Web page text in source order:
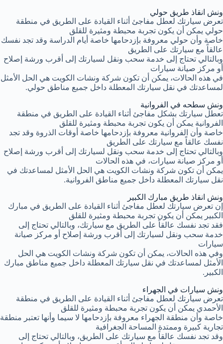
ونش انقاذ طريق حولي
تعرض سيارتك لعطل مفاجئ أثناء القيادة على الطريق في منطقة
حولي يمكن أن يكون تجربة محبطة ومثيرة للقلق
خاصة وأن حولي معروفة بإزدحامها خاصة أيام الدراسة وقد تجد نفسك
عالقاً مع سيارتك على الطريق
وبالتالي تحتاج إلى خدمة سحب ونقل لسيارتك إلى أقرب ورشة إصلاح
أو مركز صيانة سيارات
في هذه الحالات، يمكن أن تكون شركة ونشات الكويت هي الحل الأمثل
لمساعدتك في نقل سيارتك المعطلة داخل جميع مناطق حولي.
ونش سطحه في الفروانية
تعطل سيارتك بشكل مفاجئ أثناء القيادة على الطريق في منطقة
الفروانية يمكن أن يكون تجربة محبطة ومثيرة للقلق
خاصة وأن الفروانية معروفة بإزدحامها خاصة أوقات الذروة وقد تجد
نفسك عالقاً مع سيارتك على الطريق
وبالتالي تحتاج إلى خدمة سحب ونقل لسيارتك إلى أقرب ورشة إصلاح
أو مركز صيانة سيارات، في هذه الحالات
يمكن أن تكون شركة ونشات الكويت هي الحل الأمثل لمساعدتك في
نقل سيارتك المعطلة داخل جميع مناطق الفروانية.
ونش انقاذ طريق مبارك الكبير
إن تعرض سيارتك لعطل مفاجئ أثناء القيادة على الطريق في مبارك
الكبير يمكن أن يكون تجربة محبطة ومثيرة للقلق
فقد تجد نفسك عالقاً على الطريق مع سيارتك، وبالتالي تحتاج إلى
خدمة سحب ونقل لسيارتك إلى أقرب ورشة إصلاح أو مركز صيانة
سيارات
وفي هذه الحالات، يمكن أن تكون شركة ونشات الكويت هي الحل
الأمثل لمساعدتك في نقل سيارتك المعطلة داخل جميع مناطق مبارك
الكبير.
ونش سيارات في الجهراء
تعرض سيارتك لعطل مفاجئ أثناء القيادة على الطريق في منطقة
الأحمدي يمكن أن يكون تجربة محبطة ومثيرة للقلق
خاصة وأن منطقة الجهراء معروفة بإزدحامها لا سيما وأنها تعتبر منطقة
تجارية كبيرة وممتدة المساحة الجغرافية
وقد تجد نفسك عالقاً مع سيارتك على الطريق، وبالتالي تحتاج إلى